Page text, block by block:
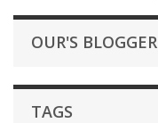
OUR'S BLOGGER
TAGS